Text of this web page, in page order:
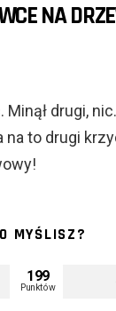
NA
Minął drugi,
na to drugi
MYŚLISZ?
199
Punktów